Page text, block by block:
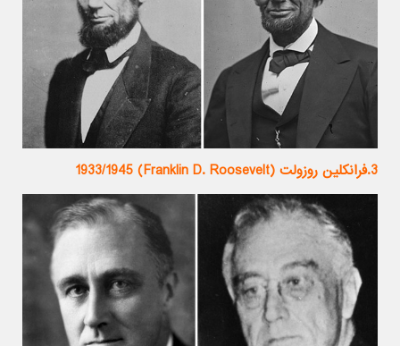
3.فرانکلین روزولت (Franklin D. Roosevelt) 1933/1945